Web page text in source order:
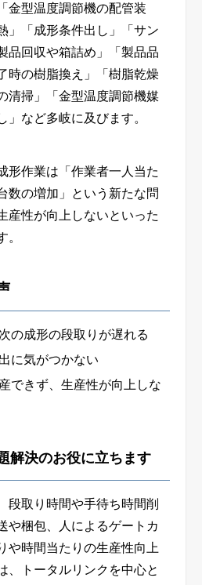
金型温度調節機の配管装
」「成形条件出し」「サン
品回収や箱詰め」「製品品
時の樹脂換え」「樹脂乾燥
清掃」「金型温度調節機媒
」など多岐に及びます。
形作業は「作業者一人当た
数の増加」という新たな問
産性が向上しないといった
。
の成形の段取りが遅れる
に気がつかない
できず、生産性が向上しな
解決のお役に立ちます
段取り時間や手待ち時間削
や梱包、人によるゲートカ
や時間当たりの生産性向上
、トータルリンクを中心と